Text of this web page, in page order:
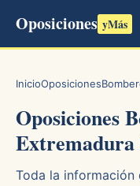
Oposiciones yMás
InicioOposiciones
Oposiciones
Extremadura
Toda la información